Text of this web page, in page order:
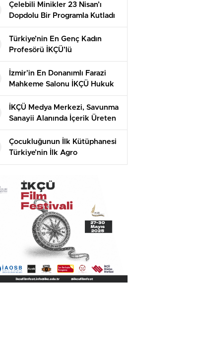
Çelebili Minikler 23 Nisan’ı
Dopdolu Bir Programla Kutladı
Türkiye’nin En Genç Kadın
Profesörü İKÇÜ’lü
İzmir’in En Donanımlı Farazi
Mahkeme Salonu İKÇÜ Hukuk
Fakültesi’nde Açıldı
İKÇÜ Medya Merkezi, Savunma
Sanayii Alanında İçerik Üreten
Kaner Kurt’u Ağırladı
Çocukluğunun İlk Kütüphanesi
Türkiye’nin İlk Agro
Kütüphanesi Oldu